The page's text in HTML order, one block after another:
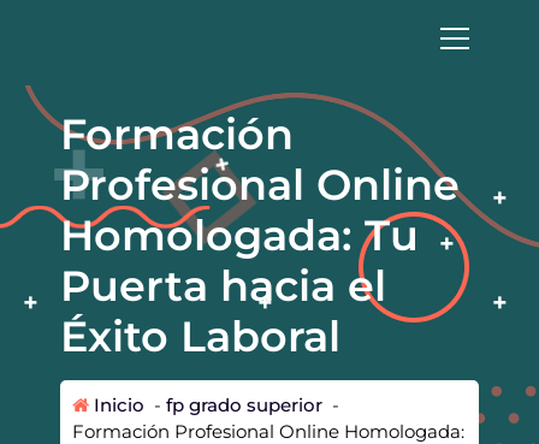
Formación
Profesional Online
Homologada: Tu
Puerta hacia el
Éxito Laboral
Inicio - fp grado superior -
Formación Profesional Online Homologada: